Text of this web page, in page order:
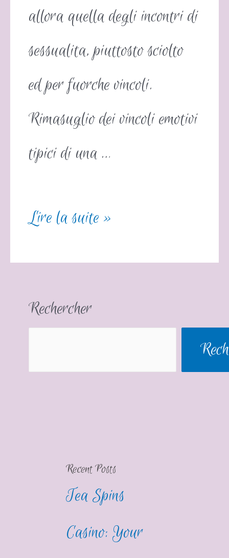
allora quella degli incontri di
sessualita, piuttosto sciolto
ed per fuorche vincoli.
Rimasuglio dei vincoli emotivi
tipici di una …
Lire la suite »
Rechercher
Recent Posts
Tea Spins
Casino: Your